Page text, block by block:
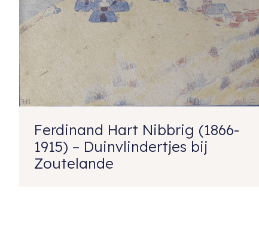
Ferdinand Hart Nibbrig (1866-
1915) – Duinvlindertjes bij
Zoutelande